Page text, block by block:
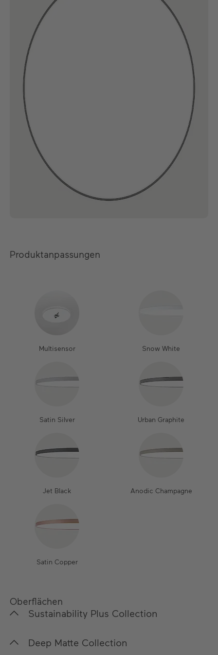
Produktanpassungen
Multisensor Snow White
Satin Silver Urban Graphite
Jet Black Anodic Champagne
Satin Copper
Oberflächen
Sustainability Plus Collection
In unserer Sustainability Plus Collection legen wir
Deep Matte Collection